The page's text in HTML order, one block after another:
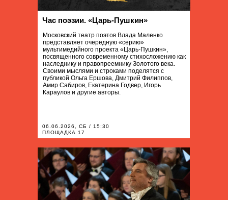
Час поэзии. «Царь-Пушкин»
Московский театр поэтов Влада Маленко
представляет очередную «серию»
мультимедийного проекта «Царь-Пушкин»,
посвященного современному стихосложению как
наследнику и правопреемнику Золотого века.
Своими мыслями и строками поделятся с
публикой Ольга Ершова, Дмитрий Филиппов,
Амир Сабиров, Екатерина Годвер, Игорь
Караулов и другие авторы.
06.06.2026, СБ / 15:30
ПЛОЩАДКА 17